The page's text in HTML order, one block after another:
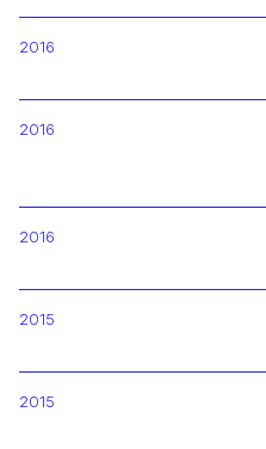
2016
2016
2016
2015
2015